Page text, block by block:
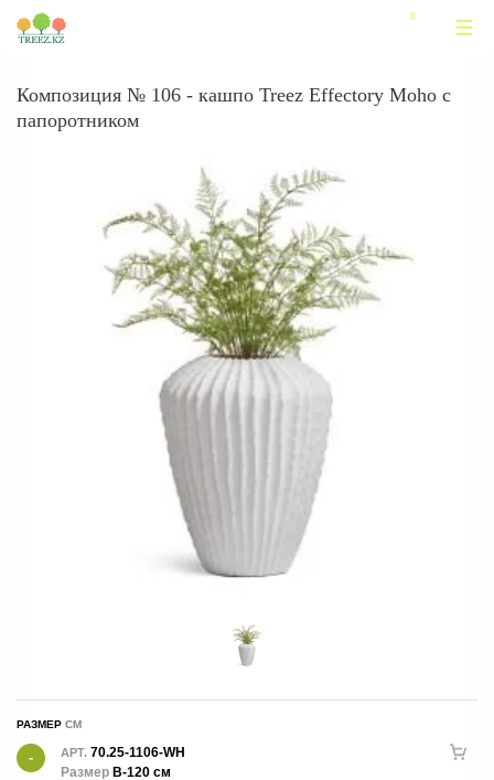
Композиция № 106 - кашпо Treez Effectory Moho с
папоротником
РАЗМЕР
АРТ. 70.25-1106-WH
Размер В-120 см